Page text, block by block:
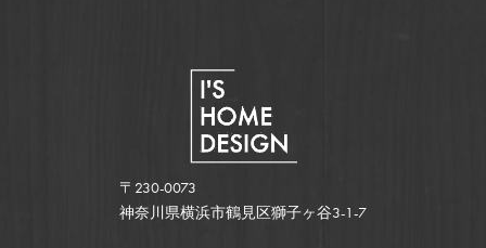
〒230-0073
神奈川県横浜市鶴見区獅子ヶ谷3-1-7